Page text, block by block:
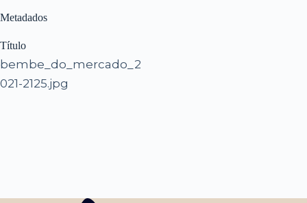
Metadados
Título
bembe_do_mercado_2
021-2125.jpg